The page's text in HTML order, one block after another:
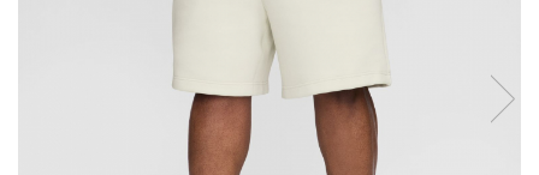
Pantaloni lungi copii
Pantaloni scurti Copii